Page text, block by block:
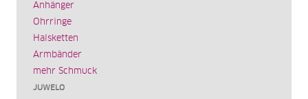
Anhänger
Ohrringe
Halsketten
Armbänder
mehr Schmuck
JUWELO